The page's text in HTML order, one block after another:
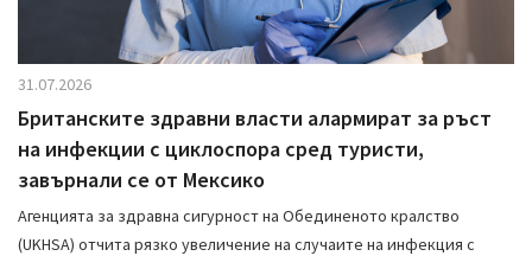
31.07.2026
Британските здравни власти алармират за ръст
на инфекции с циклоспора сред туристи,
завърнали се от Мексико
Агенцията за здравна сигурност на Обединеното кралство
(UKHSA) отчита рязко увеличение на случаите на инфекция с